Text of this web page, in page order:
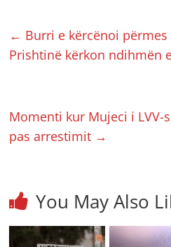
← Burri e kërcënoi
Prishtinë kërkon ndihmën
Momenti kur Mujeci i LVV-
pas arrestimit →
You May Also